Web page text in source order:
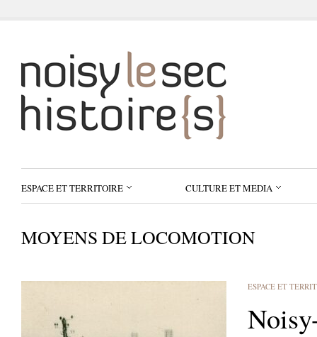
ESPACE ET TERRITOIRE CULTURE ET MEDIA
MOYENS DE LOCOMOTION
ESPACE ET